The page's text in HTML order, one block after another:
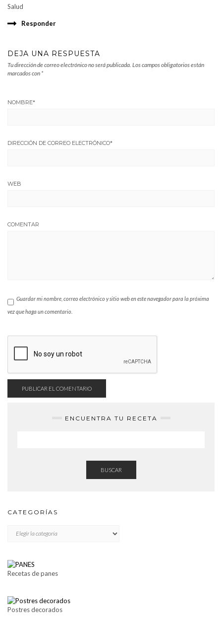
Salud
Responder
DEJA UNA RESPUESTA
Tu dirección de correo electrónico no será publicada. Los campos obligatorios están
marcados con *
NOMBRE*
DIRECCIÓN DE CORREO ELECTRÓNICO*
WEB
COMENTAR
Guardar mi nombre, correo electrónico y sitio web en este navegador para la próxima
vez que haga un comentario.
ENCUENTRA TU RECETA
BUSCAR
CATEGORÍAS
Recetas de panes
Postres decorados